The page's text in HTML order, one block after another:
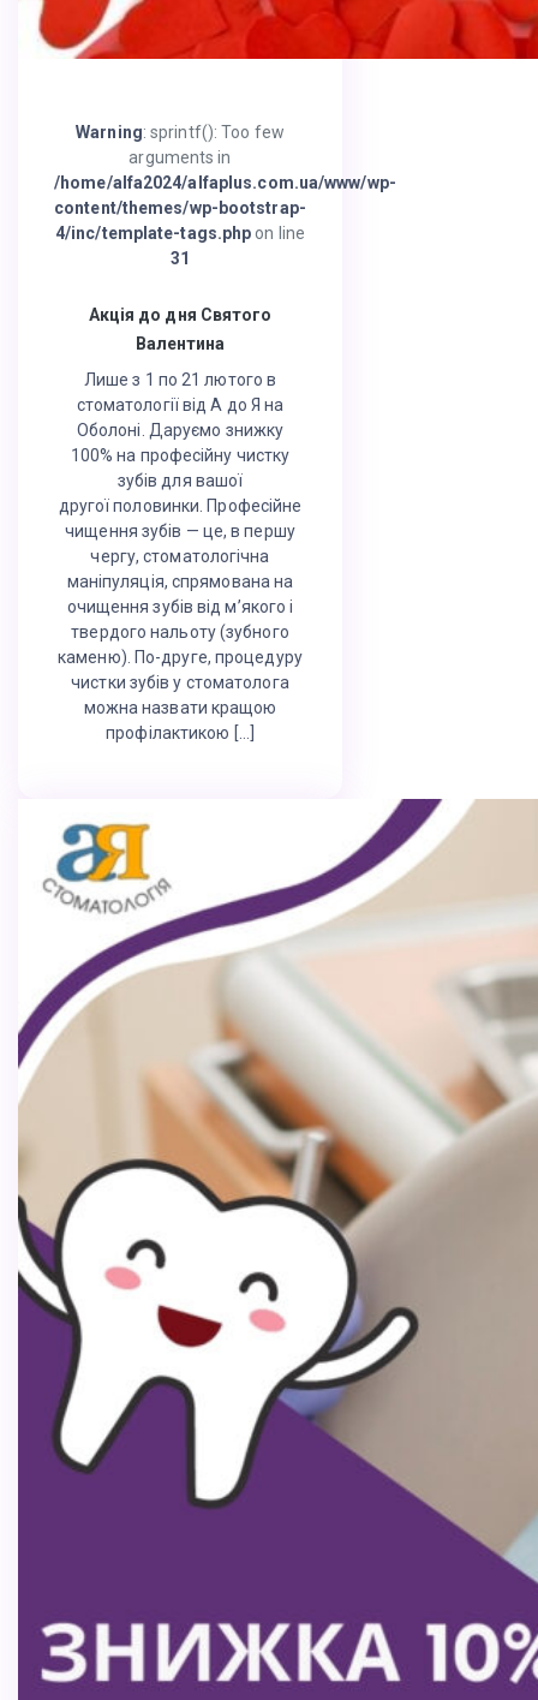
Warning: sprintf(): Too few
arguments in
/home/alfa2024/alfaplus.com.ua/www/wp-
content/themes/wp-bootstrap-
4/inc/template-tags.php on line
31
Акція до дня Святого
Валентина
Лише з 1 по 21 лютого в
стоматології від А до Я на
Оболоні. Даруємо знижку
100% на професійну чистку
зубів для вашої
другої половинки. Професійне
чищення зубів — це, в першу
чергу, стоматологічна
маніпуляція, спрямована на
очищення зубів від м’якого і
твердого нальоту (зубного
каменю). По-друге, процедуру
чистки зубів у стоматолога
можна назвати кращою
профілактикою […]